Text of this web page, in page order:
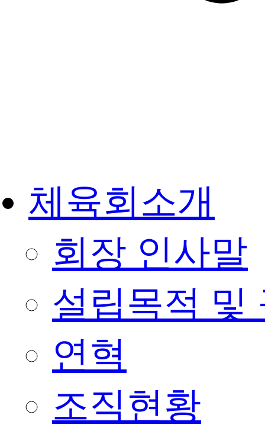
체육회소개
회장 인사말
설립목적 및
연혁
조직현황